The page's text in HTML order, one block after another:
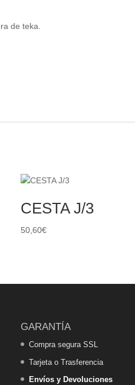
de teka.
CESTA J/3
50,60€
GARANTÍA
Compra segura SSL
Tarjeta o Trasferencia
Envíos y Devoluciones